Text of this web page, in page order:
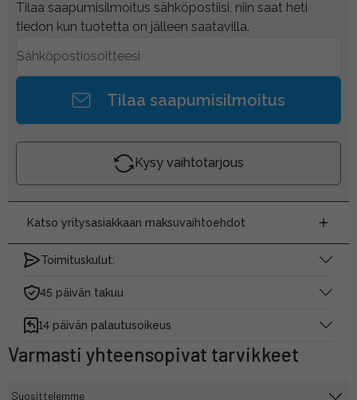
Tilaa saapumisilmoitus sähköpostiisi, niin saat heti
tiedon kun tuotetta on jälleen saatavilla.
Tilaa saapumisilmoitus
Kysy vaihtotarjous
Katso yritysasiakkaan maksuvaihtoehdot
Toimituskulut:
45 päivän takuu
14 päivän palautusoikeus
Varmasti yhteensopivat tarvikkeet